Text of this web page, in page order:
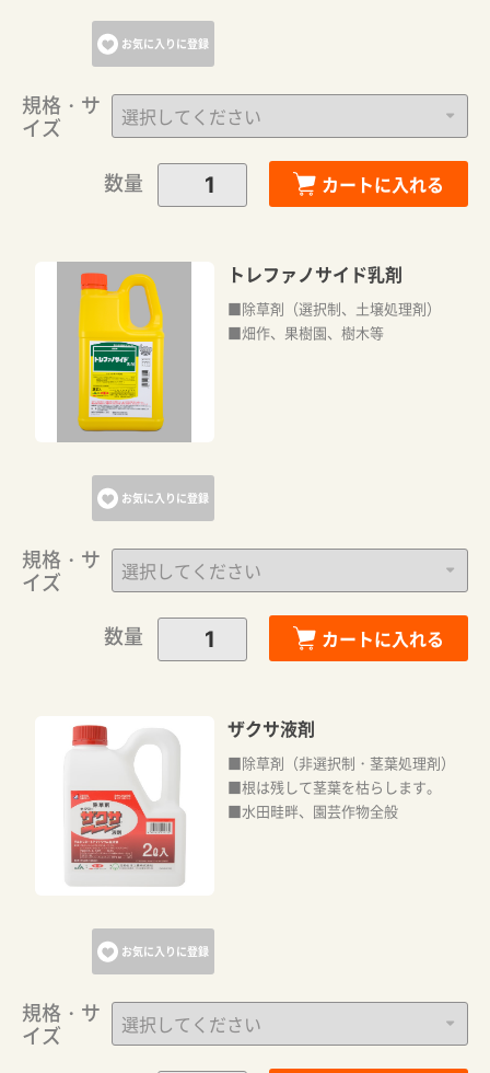
お気に入りに登録
規格・サ
イズ
数量
カートに入れる
お気に入りに登録
トレファノサイド乳剤
■除草剤（選択制、土壌処理剤）
■畑作、果樹園、樹木等
規格・サ
イズ
数量
カートに入れる
お気に入りに登録
ザクサ液剤
■除草剤（非選択制・茎葉処理剤）
■根は残して茎葉を枯らします。
■水田畦畔、園芸作物全般
規格・サ
イズ
カートに追加しました。